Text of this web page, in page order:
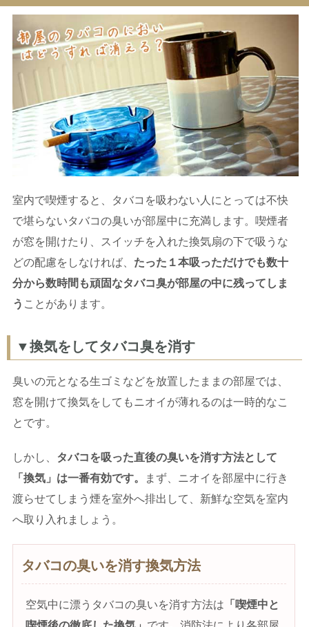
室内で喫煙すると、タバコを吸わない人にとっては不快
で堪らないタバコの臭いが部屋中に充満します。喫煙者
が窓を開けたり、スイッチを入れた換気扇の下で吸うな
どの配慮をしなければ、 たった１本吸っただけでも数十
分から数時間も頑固なタバコ臭が部屋の中に残ってしま
う ことがあります。
▼換気をしてタバコ臭を消す
臭いの元となる生ゴミなどを放置したままの部屋では、
窓を開けて換気をしてもニオイが薄れるのは一時的なこ
とです。
しかし、
タバコを吸った直後の臭いを消す方法として
「換気」は一番有効です。
まず、ニオイを部屋中に行き
渡らせてしまう煙を室外へ排出して、新鮮な空気を室内
へ取り入れましょう。
タバコの臭いを消す換気方法
空気中に漂うタバコの臭いを消す方法は 「喫煙中と